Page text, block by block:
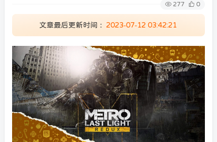
277 0
文章最后更新时间： 2023-07-12 03:42:21